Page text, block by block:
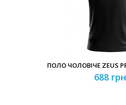
ПОЛО ЧОЛОВІЧЕ ZEUS
688 грн